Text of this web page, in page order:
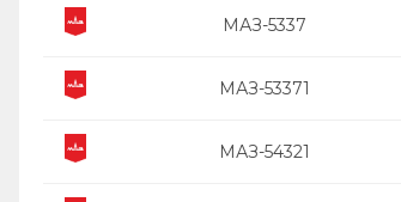
МАЗ-5337
МАЗ-53371
МАЗ-54321